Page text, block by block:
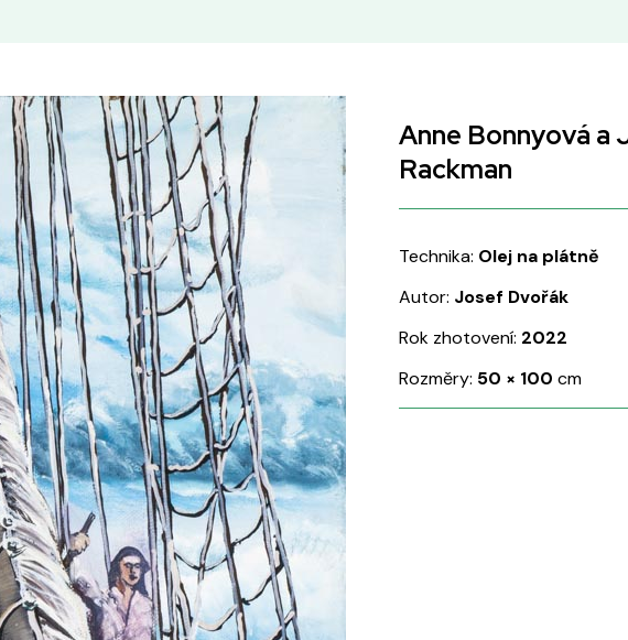
Anne Bonnyová a
Rackman
Technika: Olej na plátně
Autor: Josef Dvořák
Rok zhotovení: 2022
Rozměry: 50 × 100 cm